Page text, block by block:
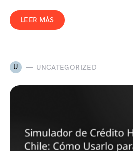
LEER MÁS
U UNCATEGORIZED